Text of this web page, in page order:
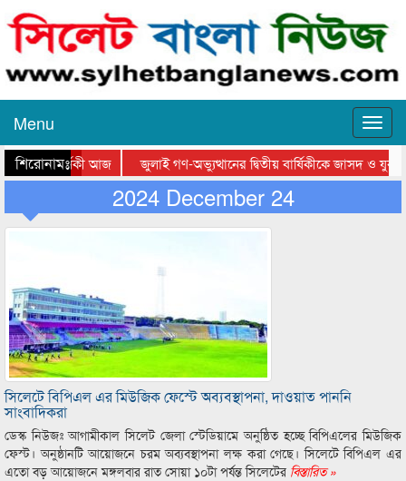
Menu
শিরোনামঃ-
মৃত্যুবার্ষিকী আজ
জুলাই গণ-অভ্যুত্থানের দ্বিতীয় বার্ষিকীকে জাসদ ও যুব
আলোচনা সভায় সিসিক প্রশাসক
স্কলার্সহোম মেজরটিলা কলেজে ‘জুলাই
2024 December 24
সিলেটে বিপিএল এর মিউজিক ফেস্টে অব্যবস্থাপনা, দাওয়াত পাননি
সাংবাদিকরা
ডেস্ক নিউজঃ আগামীকাল সিলেট জেলা স্টেডিয়ামে অনুষ্ঠিত হচ্ছে বিপিএলের মিউজিক
ফেস্ট। অনুষ্ঠানটি আয়োজনে চরম অব্যবস্থাপনা লক্ষ করা গেছে। সিলেটে বিপিএল এর
এতো বড় আয়োজনে মঙ্গলবার রাত সোয়া ১০টা পর্যন্ত সিলেটের বিস্তারিত »